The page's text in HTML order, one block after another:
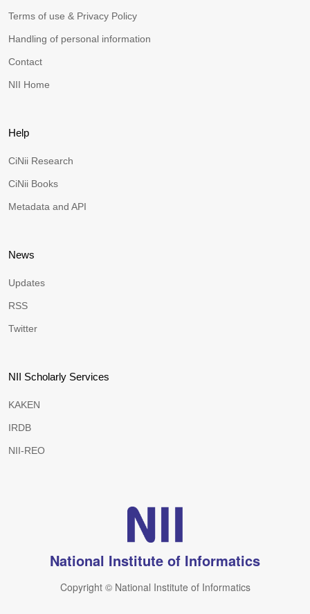
Terms of use & Privacy Policy
Handling of personal information
Contact
NII Home
Help
CiNii Research
CiNii Books
Metadata and API
News
Updates
RSS
Twitter
NII Scholarly Services
KAKEN
IRDB
NII-REO
National Institute of Informatics
Copyright © National Institute of Informatics